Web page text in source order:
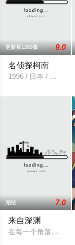
更新至1269集 9.0
名侦探柯南
1996 / 日本 / 高山南
完结 7.0
来自深渊
在每一个角落都被